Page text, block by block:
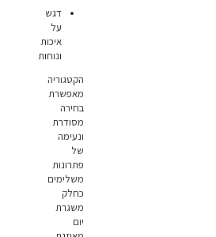
דגש
על
איכות
ונוחות
הקטגוריה
מאפשרת
בחירה
מסודרת
ונעימה
של
פתרונות
משלימים
כחלק
משגרת
יום